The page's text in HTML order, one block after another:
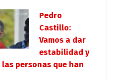
Pedro
Castillo:
Vamos a dar
estabilidad y
personas que han